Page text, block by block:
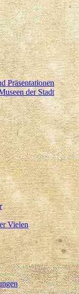
Präsentationen
der Stadt
Vielen